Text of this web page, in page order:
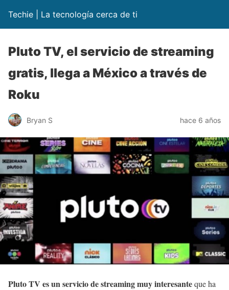
Techie | La tecnología cerca de ti
Pluto TV, el servicio de streaming
gratis, llega a México a través de
Roku
Bryan S hace 6 años
Pluto TV es un servicio de streaming muy interesanteque ha